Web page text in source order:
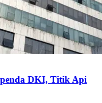
DKI, Titik Api